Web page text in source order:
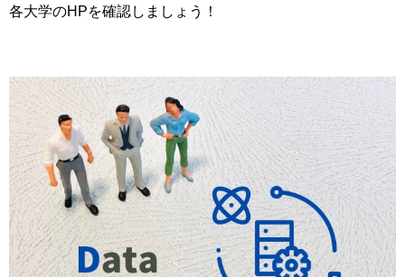
各大学のHPを確認しましょう！